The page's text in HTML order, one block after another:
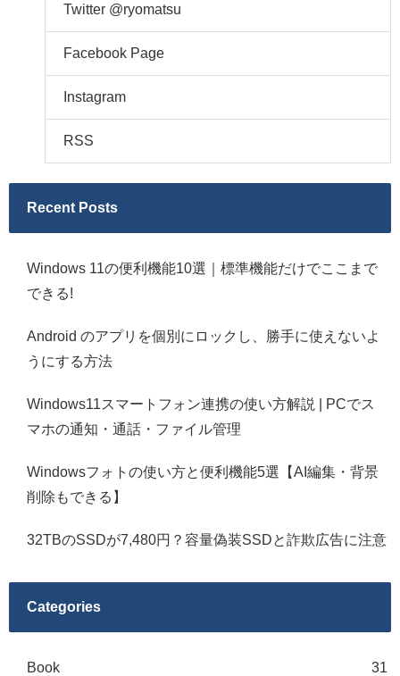
Twitter @ryomatsu
Facebook Page
Instagram
RSS
Recent Posts
Windows 11の便利機能10選｜標準機能だけでここまで
できる!
Android のアプリを個別にロックし、勝手に使えないよ
うにする方法
Windows11スマートフォン連携の使い方解説 | PCでス
マホの通知・通話・ファイル管理
Windowsフォトの使い方と便利機能5選【AI編集・背景
削除もできる】
32TBのSSDが7,480円？容量偽装SSDと詐欺広告に注意
Categories
Book 31